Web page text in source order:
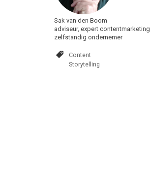
Sak van den Boom
adviseur, expert contentmarketing
zelfstandig ondernemer
Content
Storytelling